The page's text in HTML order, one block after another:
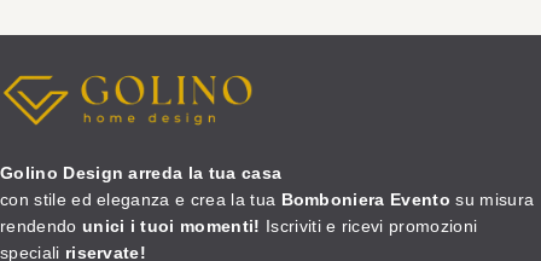
Golino Design arreda la tua casa
con stile ed eleganza e crea la tua Bomboniera Evento su misura
rendendo unici i tuoi momenti! Iscriviti e ricevi promozioni
speciali riservate!